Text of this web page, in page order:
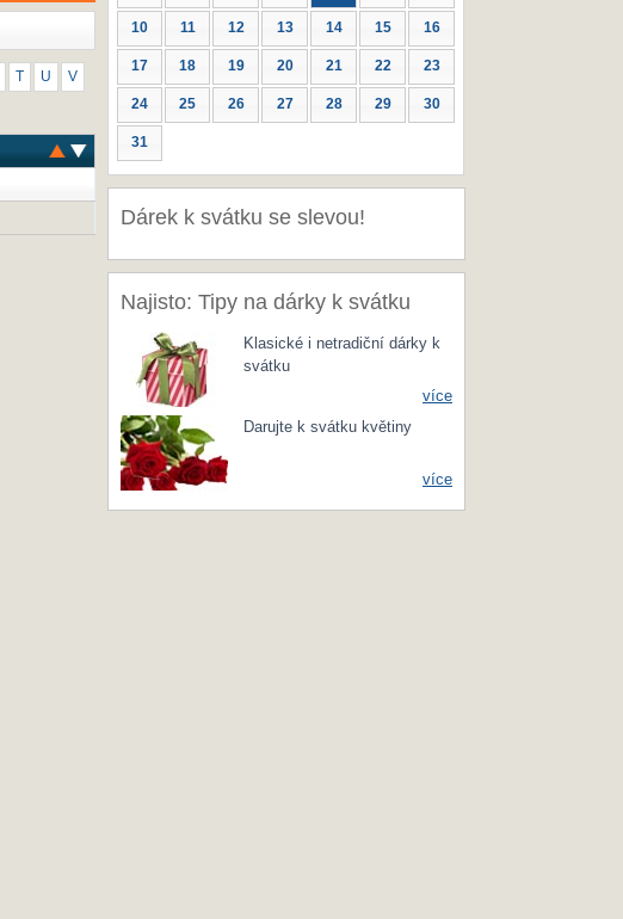
U V
10 11 12 13 14 15 16
17 18 19 20 21 22 23
24 25 26 27 28 29 30
31
Dárek k svátku se slevou!
Najisto: Tipy na dárky k svátku
Klasické i netradiční dárky k
svátku
více
Darujte k svátku květiny
více